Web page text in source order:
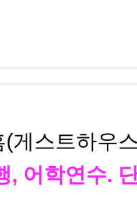
게스트하우
, 어학연수.